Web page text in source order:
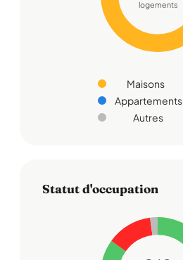
logements
Maisons
Appartements
Autres
Statut d'occupation